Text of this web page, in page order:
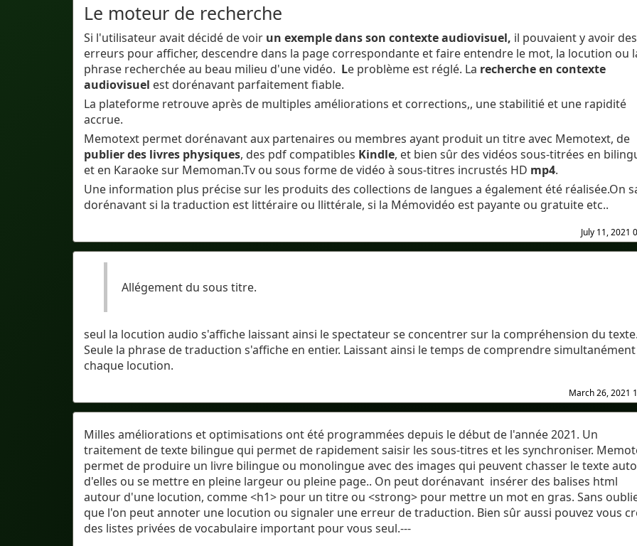
Le moteur de recherche
Si l'utilisateur avait décidé de voir un exemple dans son contexte audiovisuel, il pouvaient y avoir des
erreurs pour afficher, descendre dans la page correspondante et faire entendre le mot, la locution ou
phrase recherchée au beau milieu d'une vidéo. Le problème est réglé. La recherche en contexte
audiovisuel est dorénavant parfaitement fiable.
La plateforme retrouve après de multiples améliorations et corrections,, une stabilitié et une rapidité
accrue.
Memotext permet dorénavant aux partenaires ou membres ayant produit un titre avec Memotext, de
publier des livres physiques, des pdf compatibles Kindle, et bien sûr des vidéos sous-titrées en
et en Karaoke sur Memoman.Tv ou sous forme de vidéo à sous-titres incrustés HD mp4.
Une information plus précise sur les produits des collections de langues a également été réalisée.On
dorénavant si la traduction est littéraire ou llittérale, si la Mémovidéo est payante ou gratuite etc..
July 11, 2021
Allégement du sous titre.
seul la locution audio s'affiche laissant ainsi le spectateur se concentrer sur la compréhension du
Seule la phrase de traduction s'affiche en entier. Laissant ainsi le temps de comprendre simultanément
chaque locution.
March 26, 2021
Milles améliorations et optimisations ont été programmées depuis le début de l'année 2021. Un
traitement de texte bilingue qui permet de rapidement saisir les sous-titres et les synchroniser.
permet de produire un livre bilingue ou monolingue avec des images qui peuvent chasser le texte
d'elles ou se mettre en pleine largeur ou pleine page.. On peut dorénavant insérer des balises html
autour d'une locution, comme <h1> pour un titre ou <strong> pour mettre un mot en gras. Sans
que l'on peut annoter une locution ou signaler une erreur de traduction. Bien sûr aussi pouvez vous
des listes privées de vocabulaire important pour vous seul.---